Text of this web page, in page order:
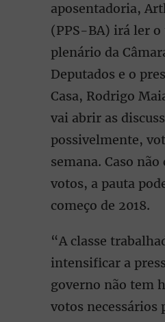
aposentadoria,
(PPS-BA) irá ler
plenário da
Deputados e o
Casa, Rodrigo
vai abrir as
possivelmente,
semana. Caso
votos, a pauta
começo de 2018.
“A classe
intensificar a
governo não tem
votos necessários